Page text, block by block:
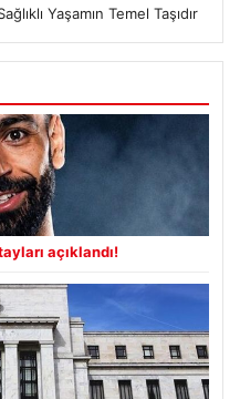
Yaşamın Temel Taşıdır
açıklandı!